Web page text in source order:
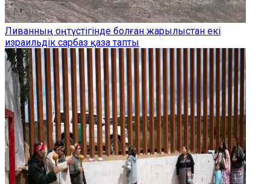
Ливанның оңтүстігінде болған жарылыстан екі
израильдік сарбаз қаза тапты